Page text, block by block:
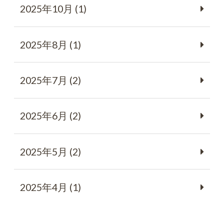
2025年10月 (1)
2025年8月 (1)
2025年7月 (2)
2025年6月 (2)
2025年5月 (2)
2025年4月 (1)